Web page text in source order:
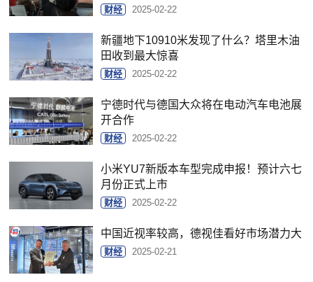
财经 2025-02-22
新疆地下10910米发现了什么？塔里木油
田收到最大惊喜
财经 2025-02-22
宁德时代与德国大众将在电动汽车电池展
开合作
财经 2025-02-22
小米YU7新版本车型完成申报！预计六七
月份正式上市
财经 2025-02-22
中国近视率较高，德视佳看好市场潜力大
财经 2025-02-21